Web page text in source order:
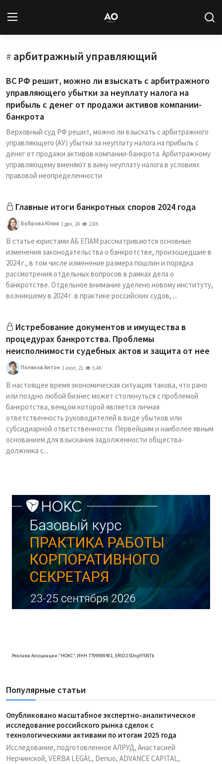
Вход Регистрация
Новости
Статьи
Авторы
Архив
База знаний
Подписка
# арбитражный управляющий
ВС РФ решит, можно ли взыскать с арбитражного
управляющего убытки за неуплату налога на
прибыль с денег от продажи активов компании-
банкрота
Верховный суд РФ решит, можно ли взыскать с арбитражного
управляющего (АУ) убытки за неуплату налога на прибыль с
денег от продажи активов компании-банкрота. Арбитражному
управляющему вменяют в вину неуплату налога в условиях
правовой неопределенности
Главные итоги банкротных споров 2024 года
Боброва Юлия 1 дек, 24 2.8K
В статье юристами АБ ЕПАМ рассматриваются основные
изменения законодательства о банкротстве, произошедшие в
2024 г., в том числе изменение размера пошлин и порядка
рассмотрения отдельных вопросов в рамках дела о
банкротстве. Отдельное внимание уделено новому институту,
возникшему в 2024 г. в практике российских судов, ...
Истребование документов и имущества в
процедурах банкротства. Проблемы
неисполнимости судебных актов и защита от нее
Поляков Антон 1 июл, 21 5.4K
В настоящее время экономическая ситуация такова, что рано
или поздно любой бизнес может столкнуться с проблемой
банкротства, венцом которой является личная
ответственность руководителей в виде убытков или
субсидиарной ответственности. Первейшим и наиболее явным
основанием для взыскания задолженности общества-
должника с...
Реклама Ассоциации "НОКС", ИНН 7709980401, ERID:2SDnjdY5NTb
Популярные статьи
Опубликовано масштабное экспертно-аналитическое
исследование российского рынка сделок с
технологическими активами по итогам 2025 года
Исследование, подготовленное АЛРУД, Анастасией
Нерчинской, VERBA LEGAL, Denuo, ADVANCE CAPITAL,